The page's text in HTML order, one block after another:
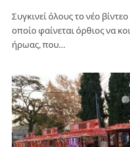
Συγκινεί όλους το νέο
οποίο φαίνεται όρθιος να
ήρωας, που…